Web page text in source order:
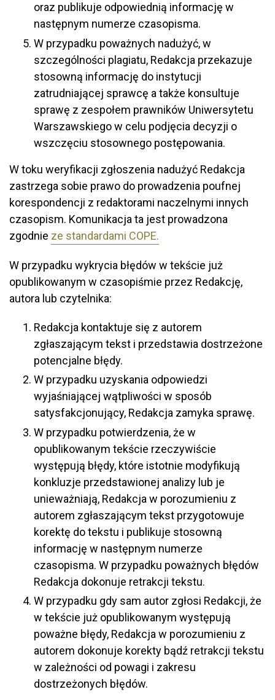
oraz publikuje odpowiednią informację w
następnym numerze czasopisma.
W przypadku poważnych nadużyć, w
szczególności plagiatu, Redakcja przekazuje
stosowną informację do instytucji
zatrudniającej sprawcę a także konsultuje
sprawę z zespołem prawników Uniwersytetu
Warszawskiego w celu podjęcia decyzji o
wszczęciu stosownego postępowania.
W toku weryfikacji zgłoszenia nadużyć Redakcja
zastrzega sobie prawo do prowadzenia poufnej
korespondencji z redaktorami naczelnymi innych
czasopism. Komunikacja ta jest prowadzona
zgodnie ze standardami COPE.
W przypadku wykrycia błędów w tekście już
opublikowanym w czasopiśmie przez Redakcję,
autora lub czytelnika:
Redakcja kontaktuje się z autorem
zgłaszającym tekst i przedstawia dostrzeżone
potencjalne błędy.
W przypadku uzyskania odpowiedzi
wyjaśniającej wątpliwości w sposób
satysfakcjonujący, Redakcja zamyka sprawę.
W przypadku potwierdzenia, że w
opublikowanym tekście rzeczywiście
występują błędy, które istotnie modyfikują
konkluzje przedstawionej analizy lub je
unieważniają, Redakcja w porozumieniu z
autorem zgłaszającym tekst przygotowuje
korektę do tekstu i publikuje stosowną
informację w następnym numerze
czasopisma. W przypadku poważnych błędów
Redakcja dokonuje retrakcji tekstu.
W przypadku gdy sam autor zgłosi Redakcji, że
w tekście już opublikowanym występują
poważne błędy, Redakcja w porozumieniu z
autorem dokonuje korekty bądź retrakcji tekstu
w zależności od powagi i zakresu
dostrzeżonych błędów.